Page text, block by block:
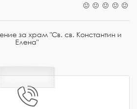
за храм "Св. св. Константин и
Елена"